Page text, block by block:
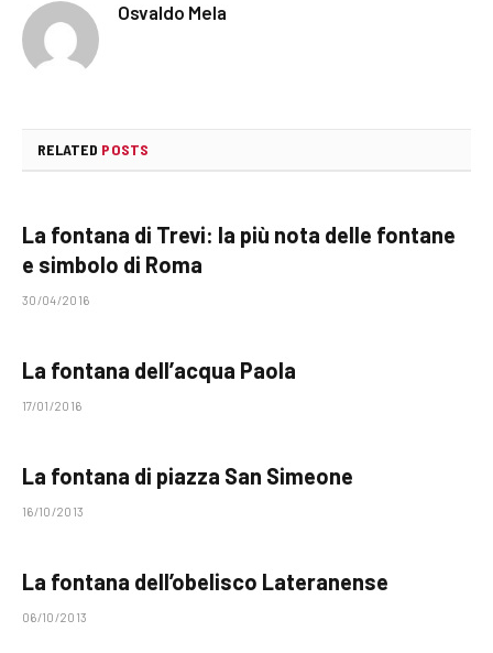
Osvaldo Mela
RELATED POSTS
La fontana di Trevi: la più nota delle fontane
e simbolo di Roma
30/04/2016
La fontana dell’acqua Paola
17/01/2016
La fontana di piazza San Simeone
16/10/2013
La fontana dell’obelisco Lateranense
06/10/2013